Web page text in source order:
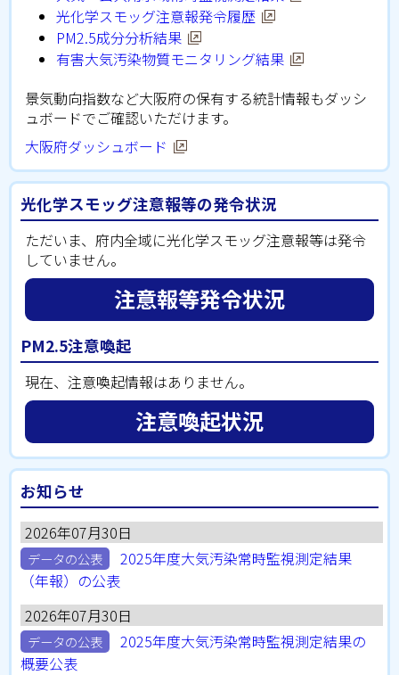
光化学スモッグ注意報発令履歴
PM2.5成分分析結果
有害大気汚染物質モニタリング結果
景気動向指数など大阪府の保有する統計情報もダッシ
ュボードでご確認いただけます。
大阪府ダッシュボード
光化学スモッグ注意報等の発令状況
ただいま、府内全域に光化学スモッグ注意報等は発令
していません。
注意報等発令状況
PM2.5注意喚起
現在、注意喚起情報はありません。
注意喚起状況
お知らせ
2026年07月30日
データの公表
2025年度大気汚染常時監視測定結果
（年報）の公表
2026年07月30日
データの公表
2025年度大気汚染常時監視測定結果の
概要公表